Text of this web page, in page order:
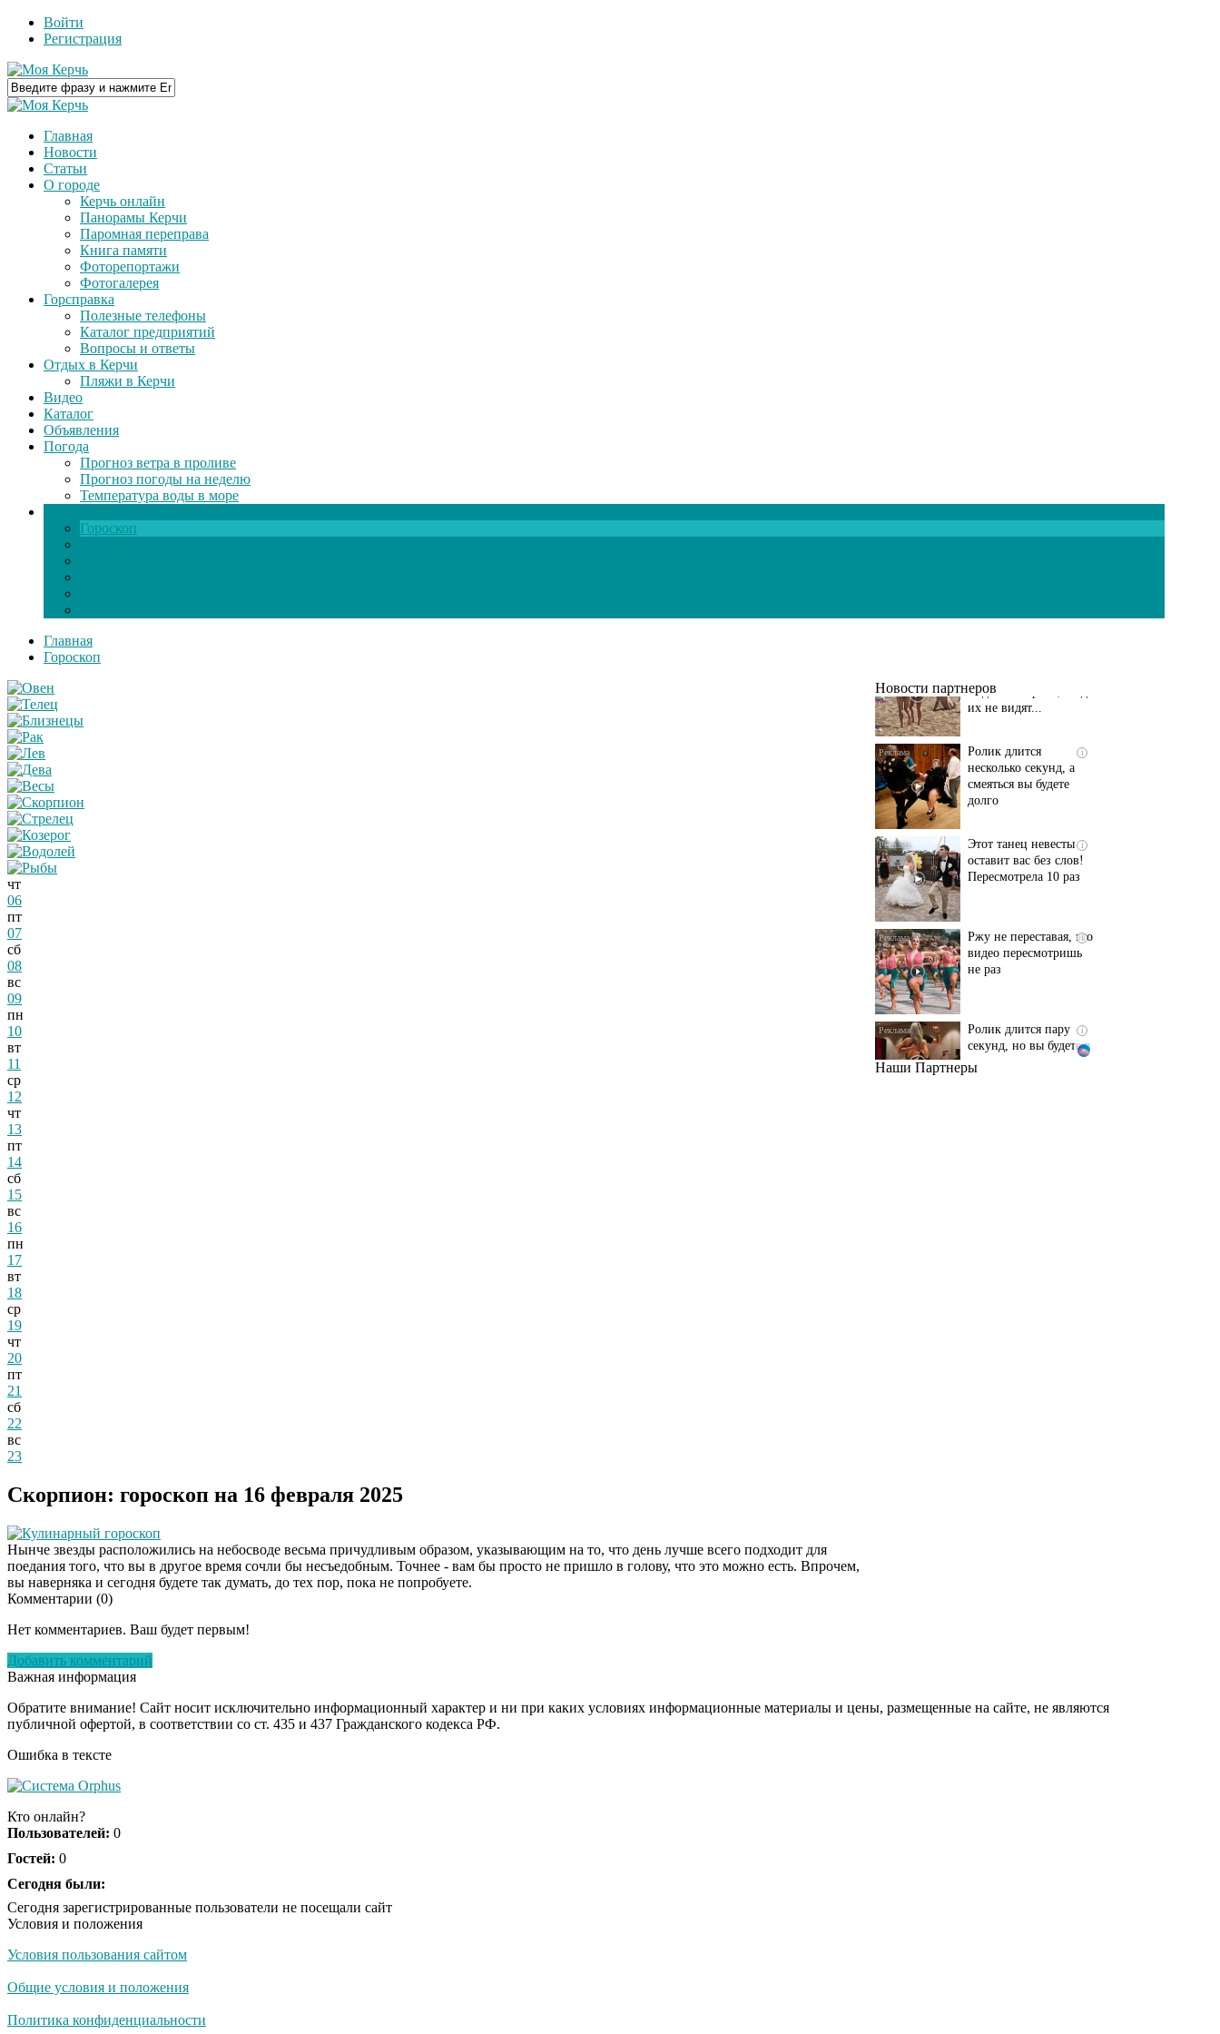
Войти
Регистрация
Главная
Новости
Статьи
О городе
Керчь онлайн
Панорамы Керчи
Паромная переправа
Книга памяти
Фоторепортажи
Фотогалерея
Горсправка
Полезные телефоны
Каталог предприятий
Вопросы и ответы
Отдых в Керчи
Пляжи в Керчи
Видео
Каталог
Объявления
Погода
Прогноз ветра в проливе
Прогноз погоды на неделю
Температура воды в море
Гороскоп
Главная
Гороскоп
чт
06
пт
07
сб
08
вс
09
пн
10
вт
11
ср
12
чт
13
пт
14
сб
15
вс
16
пн
17
вт
18
ср
19
чт
20
пт
21
сб
22
вс
23
Скорпион: гороскоп на 16 февраля 2025
Кулинарный гороскоп
Нынче звезды расположились на небосводе весьма причудливым образом, указывающим на то, что день лучше всего подходит для
поедания того, что вы в другое время сочли бы несъедобным. Точнее - вам бы просто не пришло в голову, что это можно есть. Впрочем,
вы наверняка и сегодня будете так думать, до тех пор, пока не попробуете.
Комментарии (0)
Нет комментариев. Ваш будет первым!
Добавить комментарий
Новости партнеров
Ролик длится
долго
Этот танец невесты
Ролик из Омска: вы
Наши Партнеры
Важная информация
Обратите внимание! Сайт носит исключительно информационный характер и ни при каких условиях информационные материалы и цены, размещенные на сайте, не являются
публичной офертой, в соответствии со ст. 435 и 437 Гражданского кодекса РФ.
Ошибка в тексте
Кто онлайн?
Пользователей: 0
Гостей: 0
Сегодня были:
Сегодня зарегистрированные пользователи не посещали сайт
Условия и положения
Условия пользования сайтом
Общие условия и положения
Политика конфиденциальности